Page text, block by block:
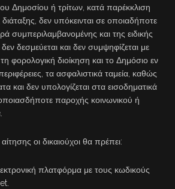
Δημοσίου ή τρίτων, κατά παρέκκλιση
διάταξης, δεν υπόκεινται σε οποιαδήποτε
συμπεριλαμβανομένης και της ειδικής
δεσμεύεται και δεν συμψηφίζεται με
φορολογική διοίκηση και το Δημόσιο εν
τα ασφαλιστικά ταμεία, καθώς
και δεν υπολογίζεται στα εισοδηματικά
παροχής κοινωνικού ή
οι δικαιούχοι θα πρέπει:
πλατφόρμα με τους κωδικούς